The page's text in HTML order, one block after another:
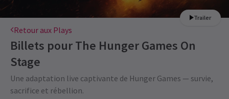
Trailer
Retour aux Plays
Billets pourThe Hunger Games On
Stage
Une adaptation live captivante de Hunger Games — survie,
sacrifice et rébellion.